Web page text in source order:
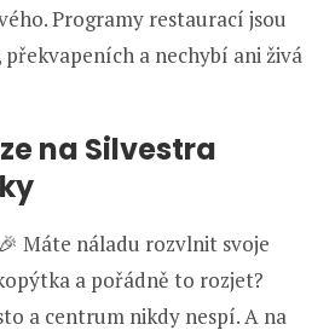
Programy restaurací jsou
překvapeních a nechybí ani živá
na Silvestra
Máte náladu rozvlnit svoje
a pořádně to rozjet?
a centrum nikdy nespí. A na